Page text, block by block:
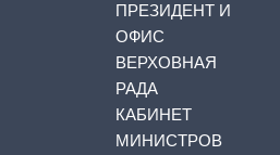
ПРЕЗИДЕНТ И
ОФИС
ВЕРХОВНАЯ
РАДА
КАБИНЕТ
МИНИСТРОВ